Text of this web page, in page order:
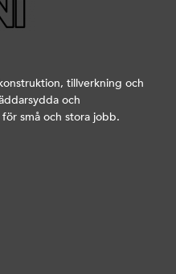
tillverkning och
och
små och stora jobb.